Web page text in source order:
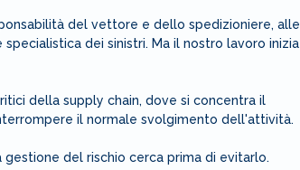
del vettore e dello spedizioniere, alle
dei sinistri. Ma il nostro lavoro inizia
della supply chain, dove si concentra il
il normale svolgimento dell'attività.
gestione del rischio cerca prima di evitarlo.